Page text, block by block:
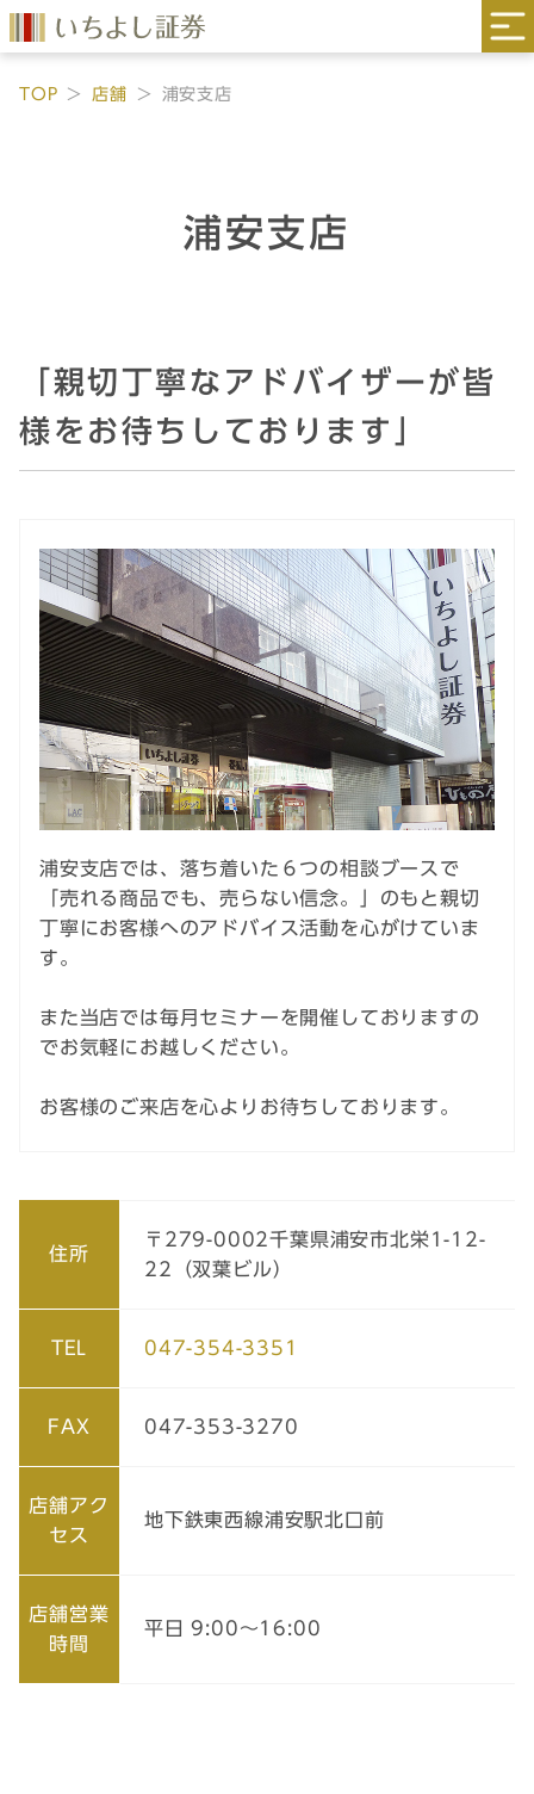
TOP 店舗 浦安支店
浦安支店
「親切丁寧なアドバイザーが皆
様をお待ちしております」
浦安支店では、落ち着いた６つの相談ブースで
「売れる商品でも、売らない信念。」のもと親切
丁寧にお客様へのアドバイス活動を心がけていま
す。
また当店では毎月セミナーを開催しておりますの
でお気軽にお越しください。
お客様のご来店を心よりお待ちしております。
住所
〒279-0002千葉県浦安市北栄1-12-
22（双葉ビル）
TEL 047-354-3351
FAX 047-353-3270
店舗アク
セス
地下鉄東西線浦安駅北口前
店舗営業
時間
平日 9:00～16:00